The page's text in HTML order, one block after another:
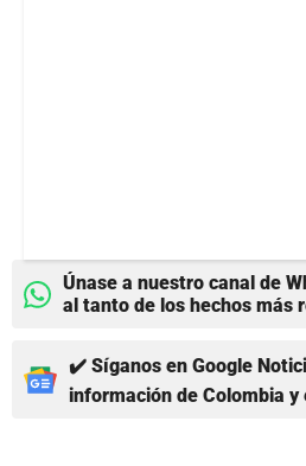
Únase a nuestro canal de
al tanto de los hechos más
✔️ Síganos en Google
información de Colombia y